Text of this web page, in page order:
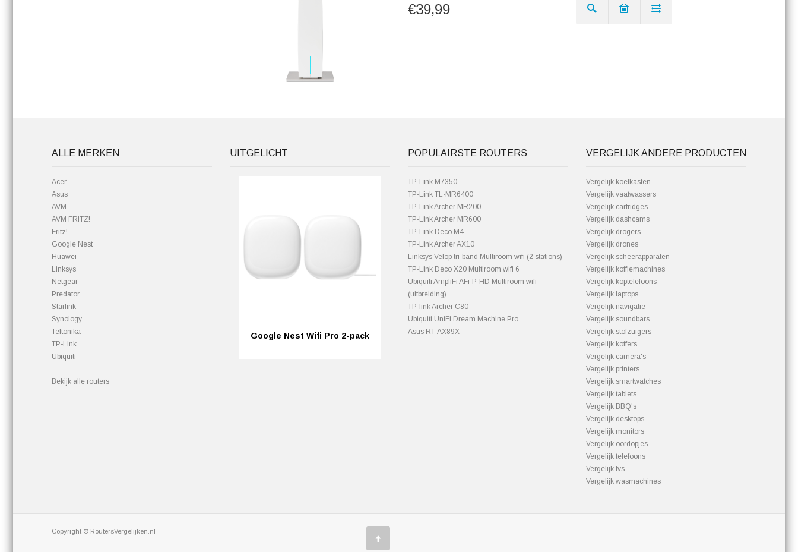
€39,99
ALLE MERKEN
Acer
Asus
AVM
AVM FRITZ!
Fritz!
Google Nest
Huawei
Linksys
Netgear
Predator
StarIink
Synology
Teltonika
TP-Link
Ubiquiti
Bekijk alle routers
UITGELICHT
Google Nest Wifi Pro 2-pack
POPULAIRSTE ROUTERS
TP-Link M7350
TP-Link TL-MR6400
TP-Link Archer MR200
TP-Link Archer MR600
TP-Link Deco M4
TP-Link Archer AX10
Linksys Velop tri-band Multiroom wifi (2 stations)
TP-Link Deco X20 Multiroom wifi 6
Ubiquiti AmpliFi AFi-P-HD Multiroom wifi
(uitbreiding)
TP-link Archer C80
Ubiquiti UniFi Dream Machine Pro
Asus RT-AX89X
VERGELIJK ANDERE PRODUCTEN
Vergelijk koelkasten
Vergelijk vaatwassers
Vergelijk cartridges
Vergelijk dashcams
Vergelijk drogers
Vergelijk drones
Vergelijk scheerapparaten
Vergelijk koffiemachines
Vergelijk koptelefoons
Vergelijk laptops
Vergelijk navigatie
Vergelijk soundbars
Vergelijk stofzuigers
Vergelijk koffers
Vergelijk camera's
Vergelijk printers
Vergelijk smartwatches
Vergelijk tablets
Vergelijk BBQ's
Vergelijk desktops
Vergelijk monitors
Vergelijk oordopjes
Vergelijk telefoons
Vergelijk tvs
Vergelijk wasmachines
Copyright © RoutersVergelijken.nl